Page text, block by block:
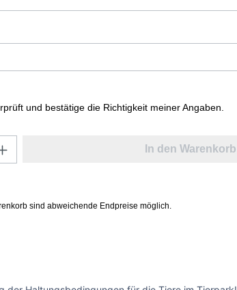
und bestätige die Richtigkeit meiner Angaben.
In den Warenkorb
sind abweichende Endpreise möglich.